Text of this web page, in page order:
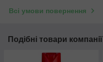
Всі умови повернення
Подібні товари компанії